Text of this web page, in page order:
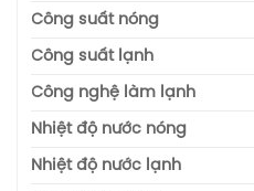
Công suất nóng
Công suất lạnh
Công nghệ làm lạnh
Nhiệt độ nước nóng
Nhiệt độ nước lạnh